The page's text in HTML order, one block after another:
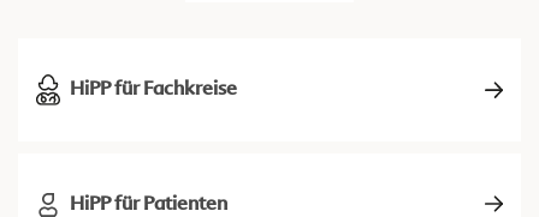
HiPP für Fachkreise
HiPP für Patienten